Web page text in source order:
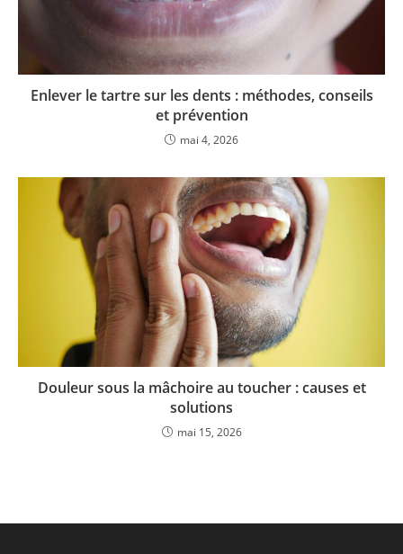
Enlever le tartre sur les dents : méthodes, conseils
et prévention
mai 4, 2026
Douleur sous la mâchoire au toucher : causes et
solutions
mai 15, 2026